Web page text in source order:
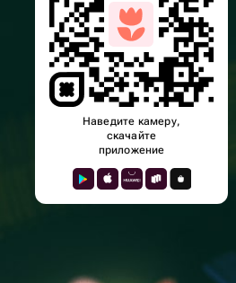
Наведите камеру,
скачайте
приложение